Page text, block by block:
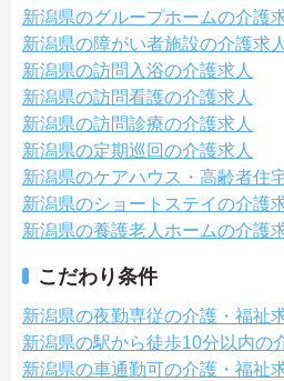
新潟県のグループホームの介護
新潟県の障がい者施設の介護求人
新潟県の訪問入浴の介護求人
新潟県の訪問看護の介護求人
新潟県の訪問診療の介護求人
新潟県の定期巡回の介護求人
新潟県のケアハウス・高齢者住
新潟県のショートステイの介護
新潟県の養護老人ホームの介護
こだわり条件
新潟県の夜勤専従の介護・福祉
新潟県の駅から徒歩10分以内の
新潟県の車通勤可の介護・福祉